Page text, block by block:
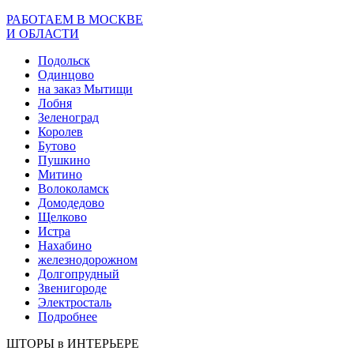
РАБОТАЕМ В МОСКВЕ
И ОБЛАСТИ
Подольск
Одинцово
на заказ Мытищи
Лобня
Зеленоград
Королев
Бутово
Пушкино
Митино
Волоколамск
Домодедово
Щелково
Истра
Нахабино
железнодорожном
Долгопрудный
Звенигороде
Электросталь
Подробнее
ШТОРЫ в ИНТЕРЬЕРЕ